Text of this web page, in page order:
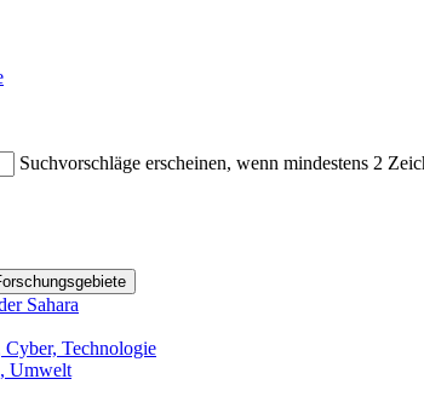
Suchvorschläge erscheinen, wenn mindestens 2
Sahara
Technologie
Umwelt